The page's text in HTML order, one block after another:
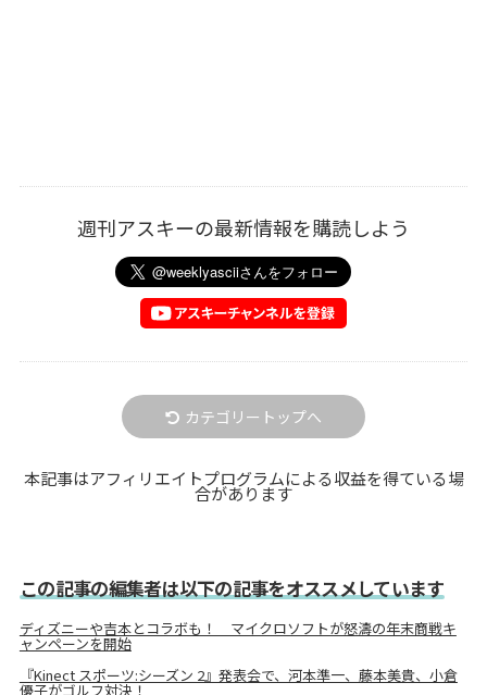
週刊アスキーの最新情報を購読しよう
カテゴリートップへ
本記事はアフィリエイトプログラムによる収益を得ている場
合があります
この記事の編集者は以下の記事をオススメしています
ディズニーや吉本とコラボも！ マイクロソフトが怒濤の年末商戦キ
ャンペーンを開始
『Kinect スポーツ:シーズン 2』発表会で、河本準一、藤本美貴、小倉
優子がゴルフ対決！